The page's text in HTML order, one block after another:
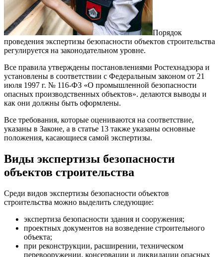
Порядок
проведения экспертизы безопасности объектов строительства
регулируется на законодательном уровне.
Все правила утверждены постановлениями Ростехнадзора и
установлены в соответствии с Федеральным законом от 21
июля 1997 г. № 116-ФЗ «О промышленной безопасности
опасных производственных объектов». делаются выводы и
как они должны быть оформлены.
Все требования, которые оцениваются на соответствие,
указаны в Законе, а в статье 13 также указаны основные
положения, касающиеся самой экспертизы.
Виды экспертизы безопасности
объектов строительства
Среди видов экспертизы безопасности объектов
строительства можно выделить следующие:
экспертиза безопасности здания и сооружения;
проектных документов на возведение строительного
объекта;
при реконструкции, расширении, техническом
перевооружении, консервации и ликвидации опасных